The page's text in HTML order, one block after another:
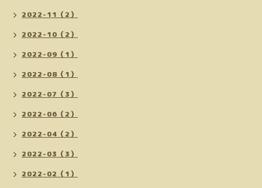
2022-11（2）
2022-10（2）
2022-09（1）
2022-08（1）
2022-07（3）
2022-06（2）
2022-04（2）
2022-03（3）
2022-02（1）